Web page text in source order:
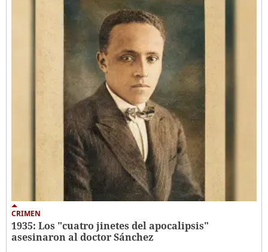
CRIMEN
1935: Los "cuatro jinetes del apocalipsis"
asesinaron al doctor Sánchez